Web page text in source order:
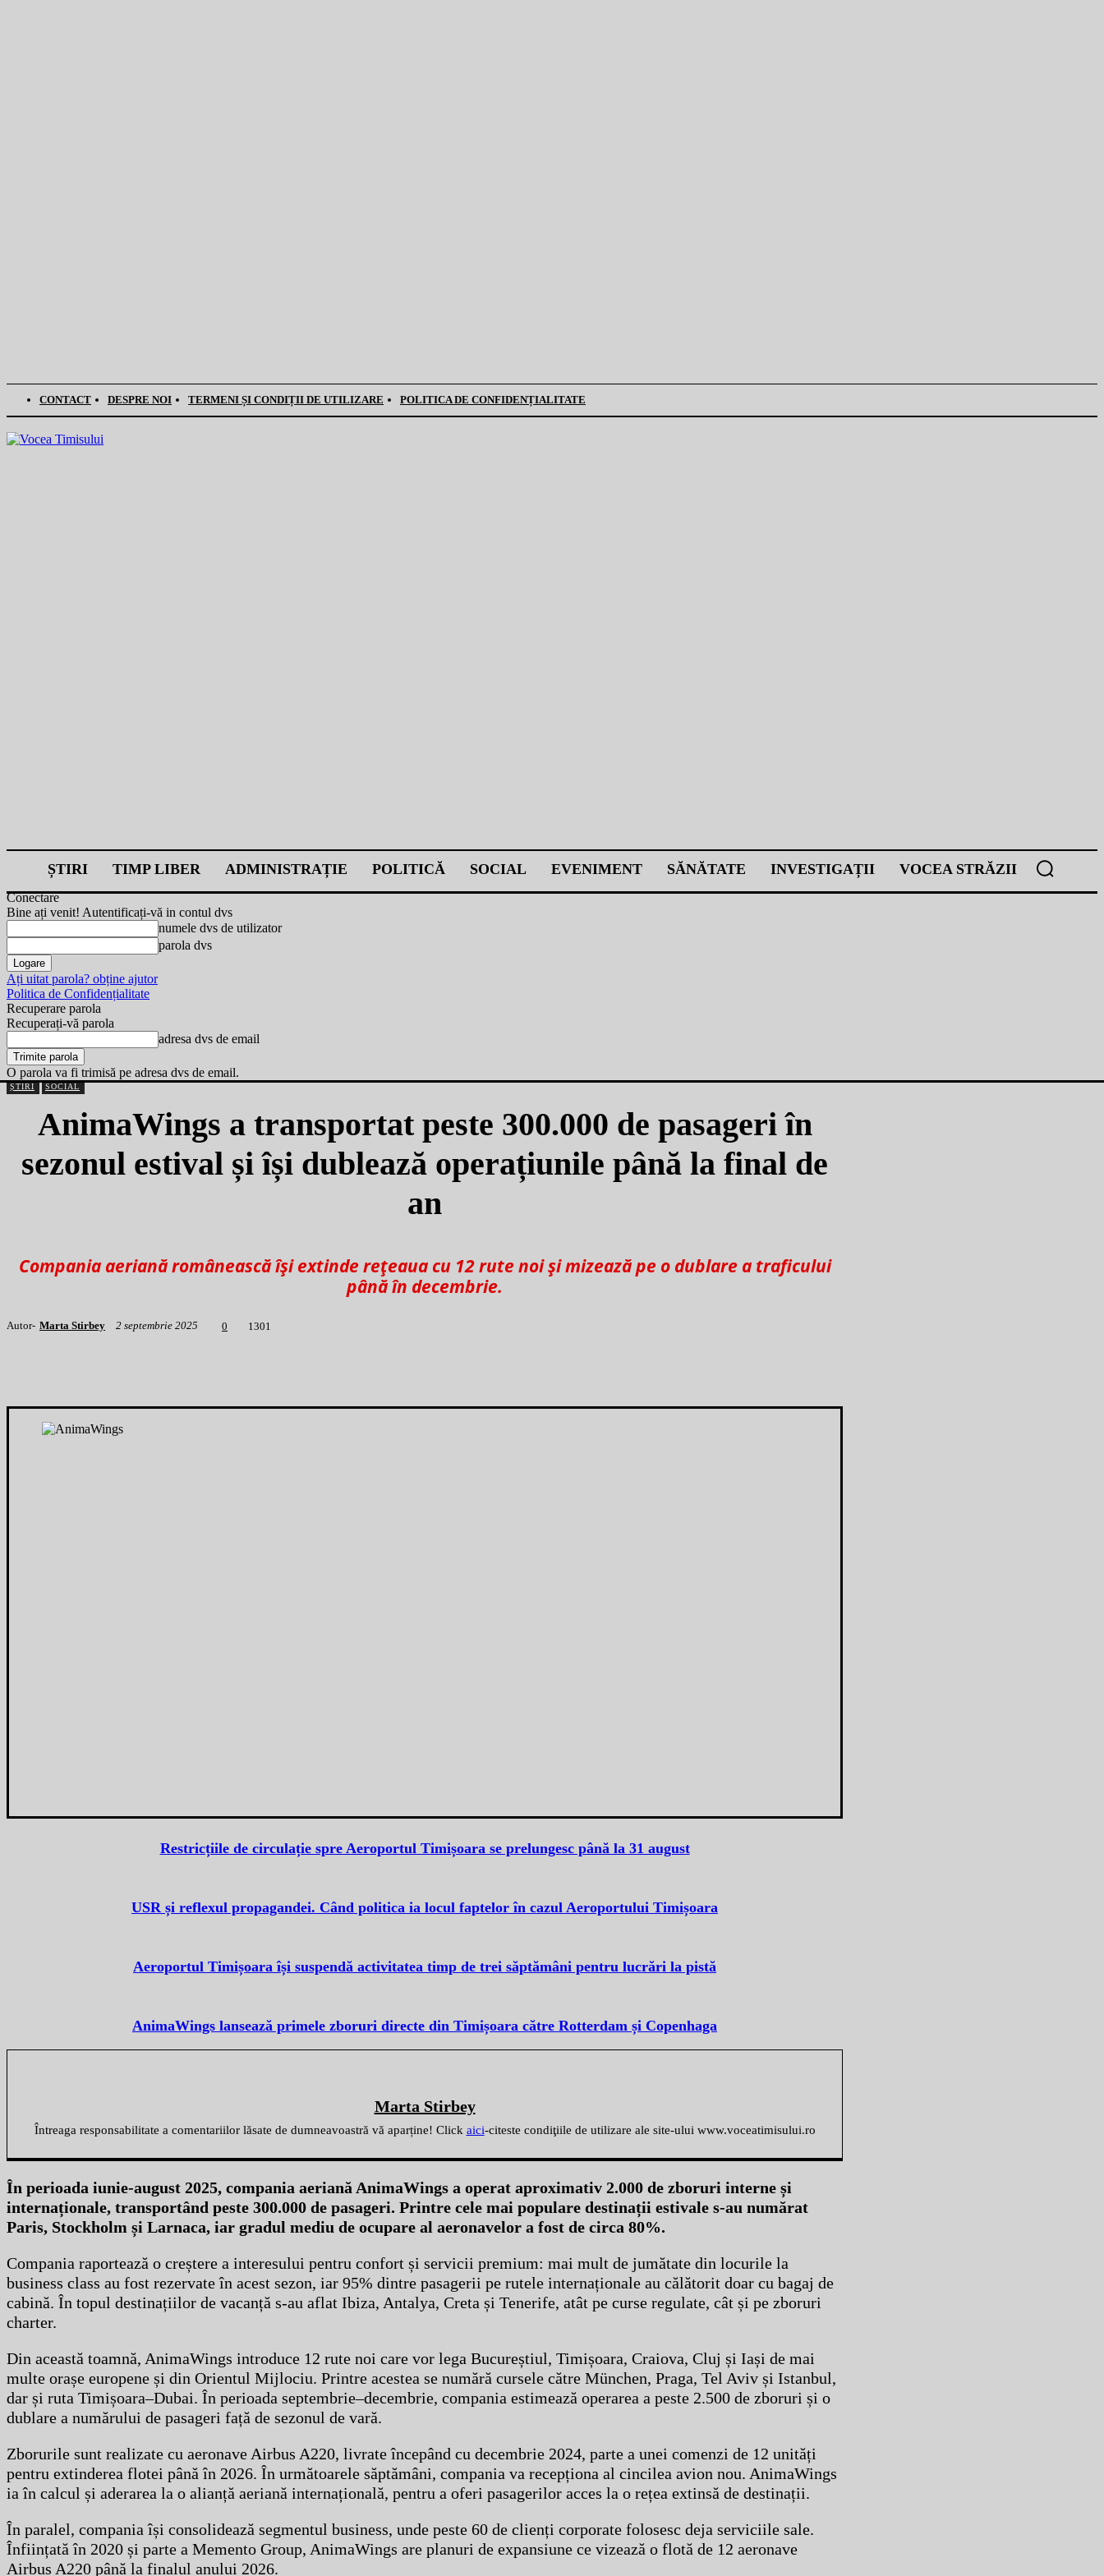
CONTACT DESPRE NOI TERMENI ȘI CONDIȚII DE UTILIZARE POLITICA DE CONFIDENȚIALITATE
ȘTIRI TIMP LIBER ADMINISTRAȚIE POLITICĂ SOCIAL EVENIMENT SĂNĂTATE INVESTIGAȚII VOCEA STRĂZII
Conectare
Bine ați venit! Autentificați-vă in contul dvs
numele dvs de utilizator
parola dvs
Ați uitat parola? obține ajutor
Politica de Confidențialitate
Recuperare parola
Recuperați-vă parola
adresa dvs de email
O parola va fi trimisă pe adresa dvs de email.
ȘTIRI SOCIAL
AnimaWings a transportat peste 300.000 de pasageri în
sezonul estival și își dublează operațiunile până la final de
an
Compania aeriană românească își extinde rețeaua cu 12 rute noi și mizează pe o dublare a traficului
până în decembrie.
Autor- Marta Stirbey 2 septembrie 2025 0 1 301
Restricțiile de circulație spre Aeroportul Timișoara se prelungesc până la 31 august
USR și reflexul propagandei. Când politica ia locul faptelor în cazul Aeroportului Timișoara
Aeroportul Timișoara își suspendă activitatea timp de trei săptămâni pentru lucrări la pistă
AnimaWings lansează primele zboruri directe din Timișoara către Rotterdam și Copenhaga
Marta Stirbey
Întreaga responsabilitate a comentariilor lăsate de dumneavoastră vă aparține! Click aici-citeste condiţiile de utilizare ale site-ului www.voceatimisului.ro
În perioada iunie-august 2025, compania aeriană AnimaWings a operat aproximativ 2.000 de zboruri interne și
internaționale, transportând peste 300.000 de pasageri. Printre cele mai populare destinații estivale s-au numărat
Paris, Stockholm și Larnaca, iar gradul mediu de ocupare al aeronavelor a fost de circa 80%.
Compania raportează o creștere a interesului pentru confort și servicii premium: mai mult de jumătate din locurile la
business class au fost rezervate în acest sezon, iar 95% dintre pasagerii pe rutele internaționale au călătorit doar cu bagaj de
cabină. În topul destinațiilor de vacanță s-au aflat Ibiza, Antalya, Creta și Tenerife, atât pe curse regulate, cât și pe zboruri
charter.
Din această toamnă, AnimaWings introduce 12 rute noi care vor lega Bucureștiul, Timișoara, Craiova, Cluj și Iași de mai
multe orașe europene și din Orientul Mijlociu. Printre acestea se numără cursele către München, Praga, Tel Aviv și Istanbul,
dar și ruta Timișoara–Dubai. În perioada septembrie–decembrie, compania estimează operarea a peste 2.500 de zboruri și o
dublare a numărului de pasageri față de sezonul de vară.
Zborurile sunt realizate cu aeronave Airbus A220, livrate începând cu decembrie 2024, parte a unei comenzi de 12 unități
pentru extinderea flotei până în 2026. În următoarele săptămâni, compania va recepționa al cincilea avion nou. AnimaWings
ia în calcul și aderarea la o alianță aeriană internațională, pentru a oferi pasagerilor acces la o rețea extinsă de destinații.
În paralel, compania își consolidează segmentul business, unde peste 60 de clienți corporate folosesc deja serviciile sale.
Înființată în 2020 și parte a Memento Group, AnimaWings are planuri de expansiune ce vizează o flotă de 12 aeronave
Airbus A220 până la finalul anului 2026.